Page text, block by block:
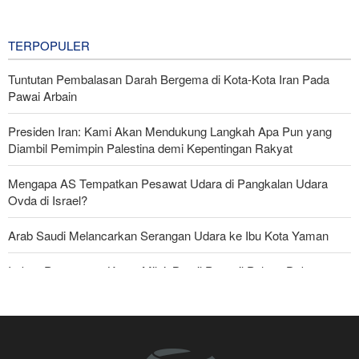
TERPOPULER
Tuntutan Pembalasan Darah Bergema di Kota-Kota Iran Pada
Pawai Arbain
Presiden Iran: Kami Akan Mendukung Langkah Apa Pun yang
Diambil Pemimpin Palestina demi Kepentingan Rakyat
Mengapa AS Tempatkan Pesawat Udara di Pangkalan Udara
Ovda di Israel?
Arab Saudi Melancarkan Serangan Udara ke Ibu Kota Yaman
Imbas Pernyataan Kasar Milei; Brasil Panggil Pulang Dubes